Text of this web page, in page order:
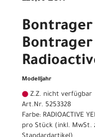
Bontrager
Bontrager
Modelljahr
Z.Z. nicht verfügbar
Art.Nr. 5253328
Farbe: RADIOACTIVE
pro Stück (inkl. MwSt.